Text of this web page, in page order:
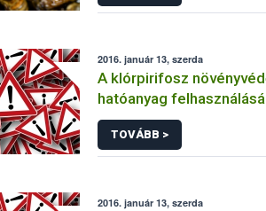
2016. január 13, szerda
A klórpirifosz
hatóanyag
korlátozása
TOVÁBB >
2016. január 13, szerda